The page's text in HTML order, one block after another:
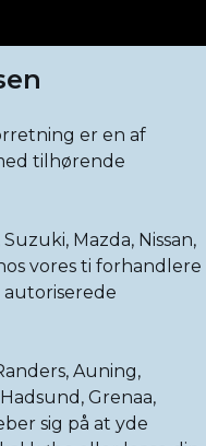
er en af
tilhørende
Mazda, Nissan,
vores ti forhandlere
autoriserede
Auning,
Grenaa,
sig på at yde